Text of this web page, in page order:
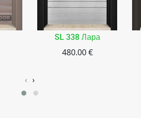
SL 338 Лара
480.00 €
‹ ›